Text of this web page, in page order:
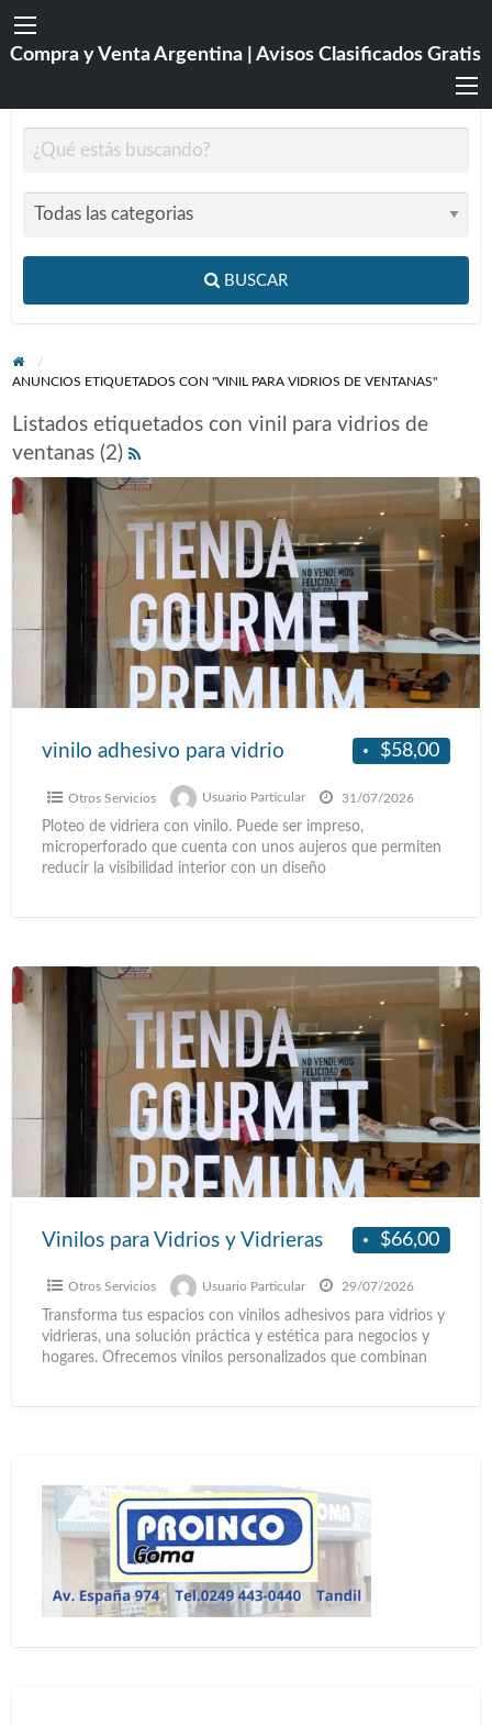
Compra y Venta Argentina | Avisos Clasificados Gratis
BUSCAR
ANUNCIOS ETIQUETADOS CON "VINIL PARA VIDRIOS DE VENTANAS"
Listados etiquetados con vinil para vidrios de
ventanas (2)
$58,00
vinilo adhesivo para vidrio
Otros Servicios Usuario Particular 31/07/2026
Ploteo de vidriera con vinilo. Puede ser impreso,
microperforado que cuenta con unos aujeros que permiten
reducir la visibilidad interior con un diseño
$66,00
Vinilos para Vidrios y Vidrieras
Otros Servicios Usuario Particular 29/07/2026
Transforma tus espacios con vinilos adhesivos para vidrios y
vidrieras, una solución práctica y estética para negocios y
hogares. Ofrecemos vinilos personalizados que combinan